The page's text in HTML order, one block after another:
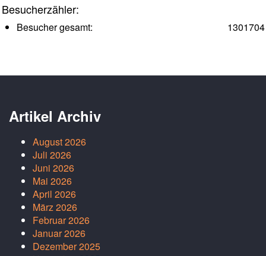
Besucherzähler:
1301704
Besucher gesamt:
Artikel Archiv
August 2026
Juli 2026
Juni 2026
Mai 2026
April 2026
März 2026
Februar 2026
Januar 2026
Dezember 2025